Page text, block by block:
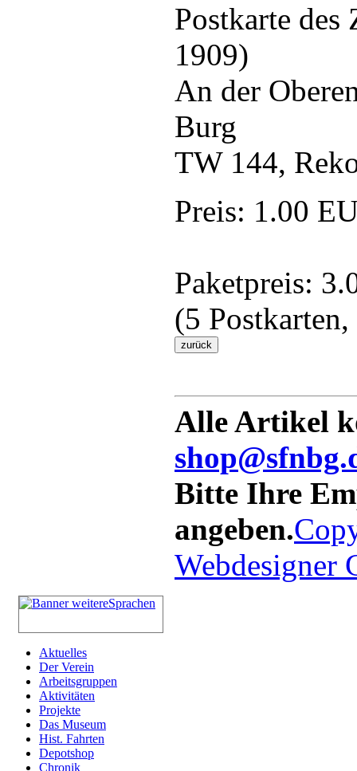
Postkarte
1909)
An der
Burg
TW 144,
Preis: 1.00
Paketpreis:
(5
Alle Artikel
Bitte Ihre
angeben.
Webdesigner
Aktuelles
Der Verein
Arbeitsgruppen
Aktivitäten
Projekte
Das Museum
Hist. Fahrten
Depotshop
Chronik